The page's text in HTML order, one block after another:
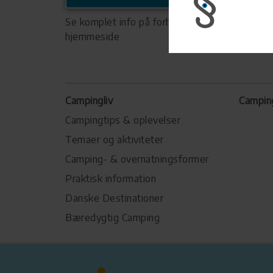
Se komplet info på forhandlerens
hjemmeside
Campingliv
Campingtips & oplevelser
Temaer og aktiviteter
Camping- & overnatningsformer
Praktisk information
Danske Destinationer
Bæredygtig Camping